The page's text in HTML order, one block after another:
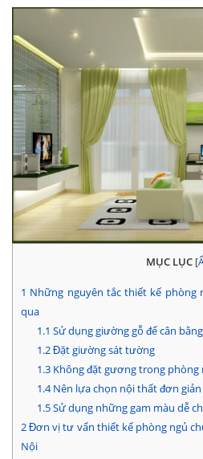
MỤC LỤC [
1 Những nguyên tắc thiết kế phòng
qua
1.1 Sử dụng giường gỗ để cân
1.2Đặt giường sát tường
1.3Không đặt gương trong phòng
1.4Nên lựa chọn nội thất đơn
1.5Sử dụng những gam màu dễ
2Đơn vị tư vấn thiết kế phòng ngủ
Nội